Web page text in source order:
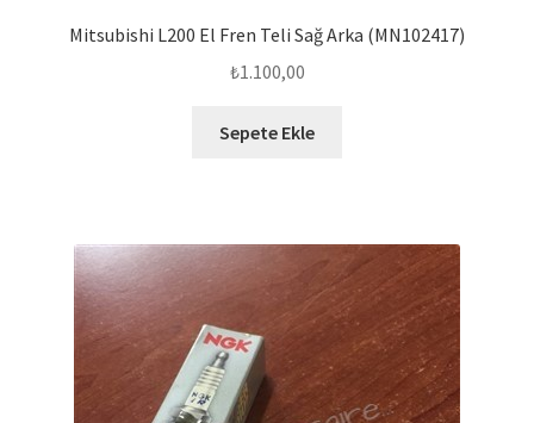
Mitsubishi L200 El Fren Teli Sağ Arka (MN102417)
₺1.100,00
Sepete Ekle